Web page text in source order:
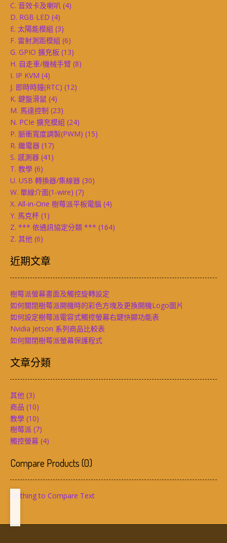
C. 音效卡及喇叭 (4)
D. RGB LED (4)
E. 太陽能模組 (3)
F. 雷射測距模組 (6)
G. GPIO 擴充板 (13)
H. 自走車/機械手臂 (8)
I. IP KVM (4)
J. 即時時鐘(RTC) (12)
K. 鍵盤滑鼠 (4)
M. 馬達控制 (23)
N. PCIe 擴充模組 (24)
P. 脈衝寬度調製(PWM) (15)
R. 繼電器 (17)
S. 感測器 (41)
T. 教學 (6)
U. USB 轉換器/集線器 (30)
W. 單線介面(1-wire) (7)
X. All-in-One 樹莓派平板電腦 (4)
Y. 馬克杯 (1)
Z. *** 依通訊協定分類 *** (164)
Z. 其他 (6)
近期文章
樹莓派螢幕畫面及觸控旋轉設定
如何關閉樹莓派開機時的彩色方塊及更換開機Logo圖片
如何設定樹莓派電容式觸控螢幕右鍵快顯功能表
Nvidia Jetson 系列商品比較表
如何關閉樹莓派螢幕保護程式
文章分類
其他 (3)
商品 (10)
教學 (10)
樹莓派 (7)
觸控螢幕 (4)
Compare Products(0)
Nothing to Compare Text